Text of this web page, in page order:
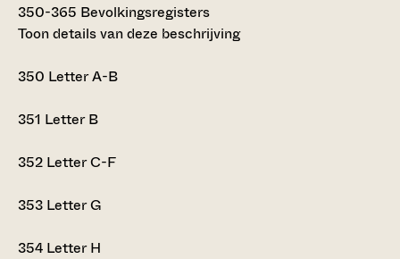
350-365 Bevolkingsregisters
Toon details van deze beschrijving
350 Letter A-B
351 Letter B
352 Letter C-F
353 Letter G
354 Letter H